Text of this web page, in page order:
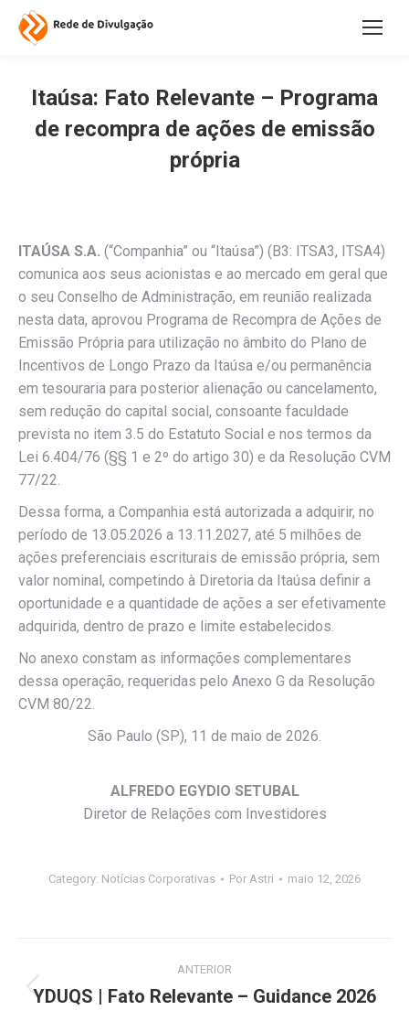
Itaúsa: Fato Relevante – Programa
de recompra de ações de emissão
própria
ITAÚSA S.A. (“Companhia” ou “Itaúsa”) (B3: ITSA3, ITSA4)
comunica aos seus acionistas e ao mercado em geral que
o seu Conselho de Administração, em reunião realizada
nesta data, aprovou Programa de Recompra de Ações de
Emissão Própria para utilização no âmbito do Plano de
Incentivos de Longo Prazo da Itaúsa e/ou permanência
em tesouraria para posterior alienação ou cancelamento,
sem redução do capital social, consoante faculdade
prevista no item 3.5 do Estatuto Social e nos termos da
Lei 6.404/76 (§§ 1 e 2º do artigo 30) e da Resolução CVM
77/22.
Dessa forma, a Companhia está autorizada a adquirir, no
período de 13.05.2026 a 13.11.2027, até 5 milhões de
ações preferenciais escriturais de emissão própria, sem
valor nominal, competindo à Diretoria da Itaúsa definir a
oportunidade e a quantidade de ações a ser efetivamente
adquirida, dentro de prazo e limite estabelecidos.
No anexo constam as informações complementares
dessa operação, requeridas pelo Anexo G da Resolução
CVM 80/22.
São Paulo (SP), 11 de maio de 2026.
ALFREDO EGYDIO SETUBAL
Diretor de Relações com Investidores
Category: Notícias Corporativas Por Astri maio 12, 2026
de
ANTERIOR
Post
YDUQS | Fato Relevante – Guidance 2026